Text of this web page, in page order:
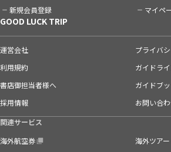
新規会員登録 マイペ
GOOD LUCK TRIP
運営会社
プライバ
利用規約
ガイドラ
書店御担当者様へ
ガイドブ
採用情報
お問い合
関連サービス
海外航空券
海外ツアー